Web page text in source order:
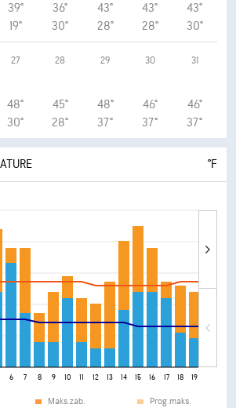
39°
19°
36°
30°
43°
28°
43°
28°
43°
30°
27
48°
30°
28
45°
28°
29
48°
37°
30
46°
37°
31
46°
37°
°F
6 7 8 9 10 11 12 13 14 15 16 17 18 19
Maks.zab.
Prog.maks.